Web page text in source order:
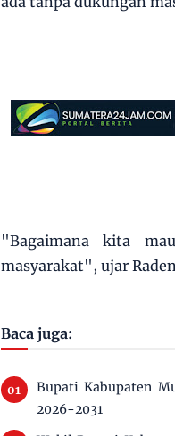
"Bagaimana kita
masyarakat", ujar
Baca juga:
Bupati Kabupaten
2026-2031